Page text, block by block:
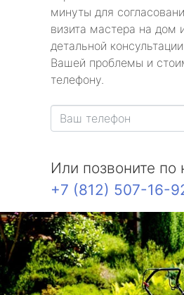
минуты для
визита мастера на дом
детальной
Вашей проблемы и
телефону.
Или позвоните по
+7 (812) 507-16-